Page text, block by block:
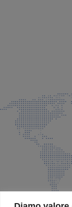
Via Padre
035 525015
035 335037
info@faeg.it